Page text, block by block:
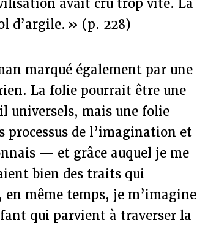
avait crû trop vite. La
d’argile. » (p. 228)
marqué également par une
La folie pourrait être une
universels, mais une folie
processus de l’imagination et
— et grâce auquel je me
bien des traits qui
même temps, je m’imagine
qui parvient à traverser la